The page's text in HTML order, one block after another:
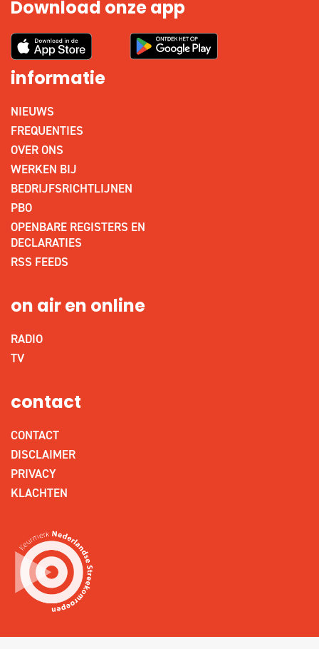
Download onze app
informatie
NIEUWS
FREQUENTIES
OVER ONS
WERKEN BIJ
BEDRIJFSRICHTLIJNEN
PBO
OPENBARE REGISTERS EN
DECLARATIES
RSS FEEDS
on air en online
RADIO
TV
contact
CONTACT
DISCLAIMER
PRIVACY
KLACHTEN